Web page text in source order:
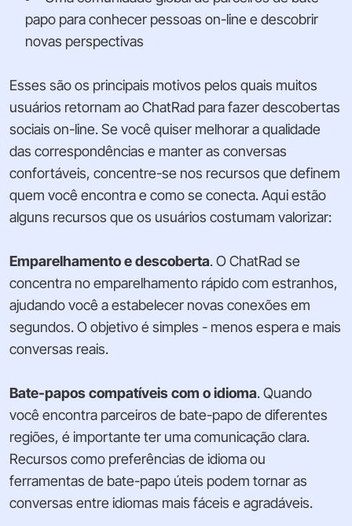
papo para conhecer pessoas on-line e descobrir
novas perspectivas
Esses são os principais motivos pelos quais muitos
usuários retornam ao ChatRad para fazer descobertas
sociais on-line. Se você quiser melhorar a qualidade
das correspondências e manter as conversas
confortáveis, concentre-se nos recursos que definem
quem você encontra e como se conecta. Aqui estão
alguns recursos que os usuários costumam valorizar:
Emparelhamento e descoberta. O ChatRad se
concentra no emparelhamento rápido com estranhos,
ajudando você a estabelecer novas conexões em
segundos. O objetivo é simples - menos espera e mais
conversas reais.
Bate-papos compatíveis com o idioma. Quando
você encontra parceiros de bate-papo de diferentes
regiões, é importante ter uma comunicação clara.
Recursos como preferências de idioma ou
ferramentas de bate-papo úteis podem tornar as
conversas entre idiomas mais fáceis e agradáveis.